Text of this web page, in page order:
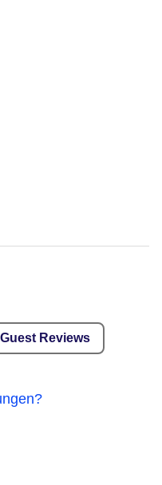
Reviews